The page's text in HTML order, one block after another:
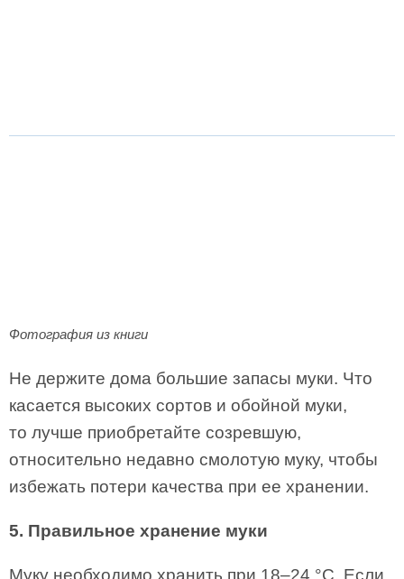
Фотография из книги
Не держите дома большие запасы муки. Что
касается высоких сортов и обойной муки,
то лучше приобретайте созревшую,
относительно недавно смолотую муку, чтобы
избежать потери качества при ее хранении.
5. Правильное хранение муки
Муку необходимо хранить при 18–24 °C. Если